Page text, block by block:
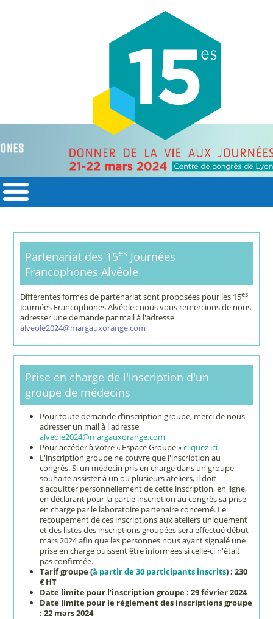
Partenariat des 15es Journées
Francophones Alvéole
Différentes formes de partenariat sont proposées pour les 15es
Journées Francophones Alvéole : nous vous remercions de nous
adresser une demande par mail à l'adresse
alveole2024@margauxorange.com
Prise en charge de l'inscription d'un
groupe de médecins
Pour toute demande d’inscription groupe, merci de nous
adresser un mail à l'adresse
alveole2024@margauxorange.com
Pour accéder à votre « Espace Groupe »cliquez ici
L'inscription groupe ne couvre que l'inscription au
congrès. Si un médecin pris en charge dans un groupe
souhaite assister à un ou plusieurs ateliers, il doit
s'acquitter personnellement de cette inscription, en ligne,
en déclarant pour la partie inscription au congrès sa prise
en charge par le laboratoire partenaire concerné. Le
recoupement de ces inscriptions aux ateliers uniquement
et des listes des inscriptions groupées sera effectué début
mars 2024 afin que les personnes nous ayant signalé une
prise en charge puissent être informées si celle-ci n'était
pas confirmée.
Tarif groupe (à partir de 30 participants inscrits) : 230
€ HT
Date limite pour l’inscription groupe : 29 février 2024
Date limite pour le règlement des inscriptions groupe
: 22 mars 2024